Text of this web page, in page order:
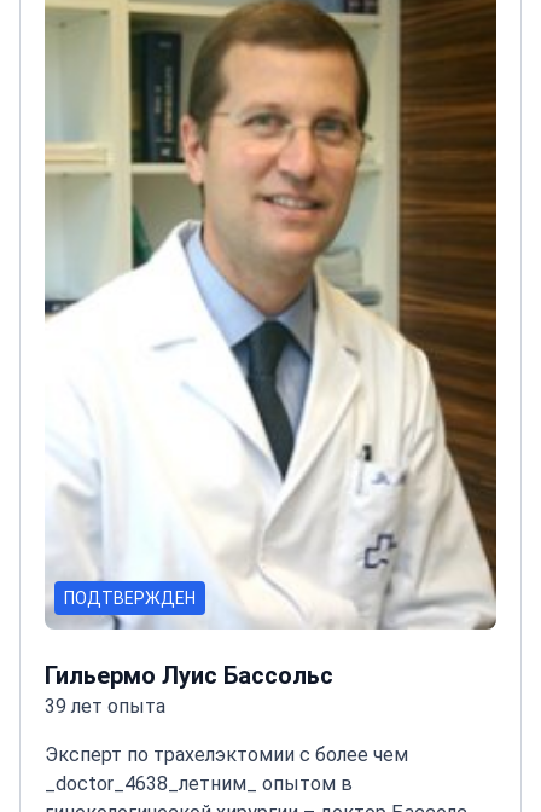
23 года опыта в Университете
Свободное владение английским
языком для эффективного общения с
иностранными пациентами
ПОДТВЕРЖДЕН
Гильермо Луис Бассольс
39 лет опыта
Эксперт по трахелэктомии с более чем
_doctor_4638_летним_ опытом в